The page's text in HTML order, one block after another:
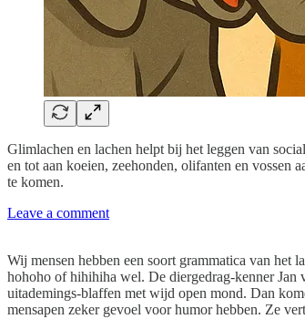
Glimlachen en lachen helpt bij het leggen van
en tot aan koeien, zeehonden, olifanten en vossen
te komen.
Leave a comment
Wij mensen hebben een soort grammatica van het
hohoho of hihihiha wel. De diergedrag-kenner Jan
uitademings-blaffen met wijd open mond. Dan
mensapen zeker gevoel voor humor hebben. Ze